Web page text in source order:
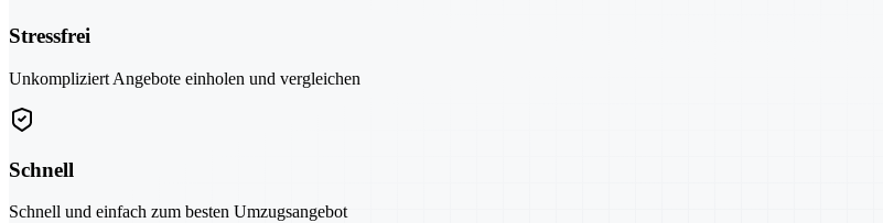
Stressfrei
Unkompliziert Angebote einholen und vergleichen
Schnell
Schnell und einfach zum besten Umzugsangebot